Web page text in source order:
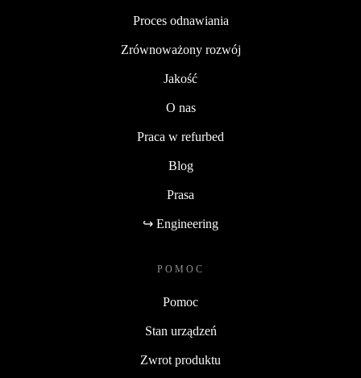
Proces odnawiania
Zrównoważony rozwój
Jakość
O nas
Praca w refurbed
Blog
Prasa
↪ Engineering
POMOC
Pomoc
Stan urządzeń
Zwrot produktu